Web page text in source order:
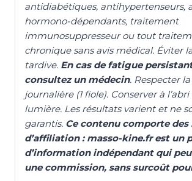
antidiabétiques, antihypertenseurs,
hormono-dépendants, traitement
immunosuppresseur ou tout
chronique sans avis médical. Éviter
tardive. En cas de fatigue
consultez un médecin. Respecter
journalière (1 fiole). Conserver à
lumière. Les résultats varient et ne
garantis. Ce contenu comporte des
d’affiliation : masso-kine.fr est un
d’information indépendant qui
une commission, sans surcoût